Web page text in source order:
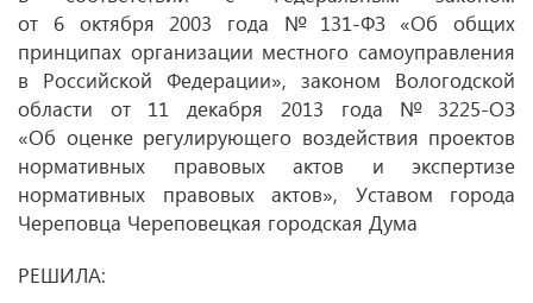
от 6 октября 2003 года № 131-ФЗ «Об общих
принципах организации местного самоуправления
в Российской Федерации», законом Вологодской
области от 11 декабря 2013 года № 3225-ОЗ
«Об оценке регулирующего воздействия проектов
нормативных правовых актов и экспертизе
нормативных правовых актов», Уставом города
Череповца Череповецкая городская Дума
РЕШИЛА: